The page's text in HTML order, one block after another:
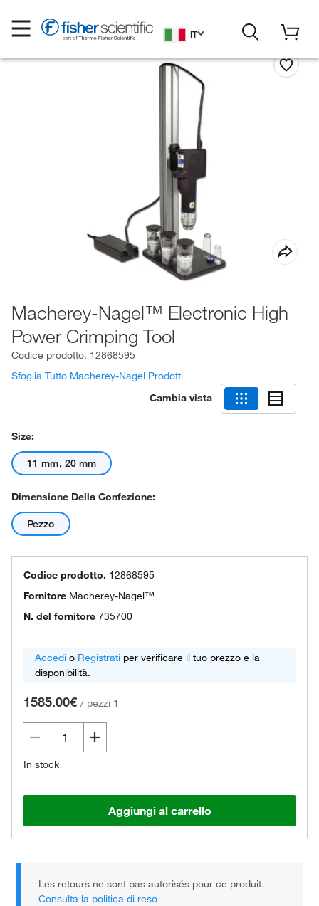
IT
Macherey-Nagel™ Electronic High
Power Crimping Tool
Codice prodotto. 12868595
Sfoglia Tutto Macherey-Nagel Prodotti
Cambia vista
Size:
11 mm, 20 mm
Dimensione Della Confezione:
Pezzo
Codice prodotto. 12868595
Fornitore Macherey-Nagel™
N. del fornitore 735700
Accedi o Registrati per verificare il tuo prezzo e la
disponibilità.
1585.00€ / pezzi 1
In stock
Aggiungi al carrello
Les retours ne sont pas autorisés pour ce produit.
Consulta la politica di reso